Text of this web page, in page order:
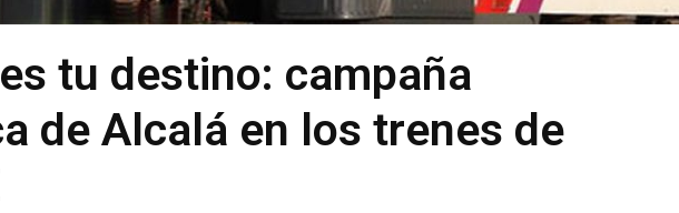
tu destino: campaña
de Alcalá en los trenes de